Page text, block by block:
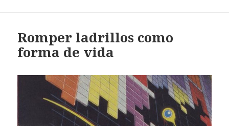
Romper ladrillos como
forma de vida